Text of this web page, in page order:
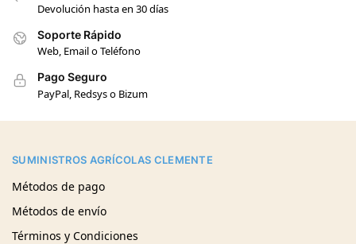
Devolución hasta en 30 días
Soporte Rápido
Web, Email o Teléfono
Pago Seguro
PayPal, Redsys o Bizum
SUMINISTROS AGRÍCOLAS CLEMENTE
Métodos de pago
Métodos de envío
Términos y Condiciones